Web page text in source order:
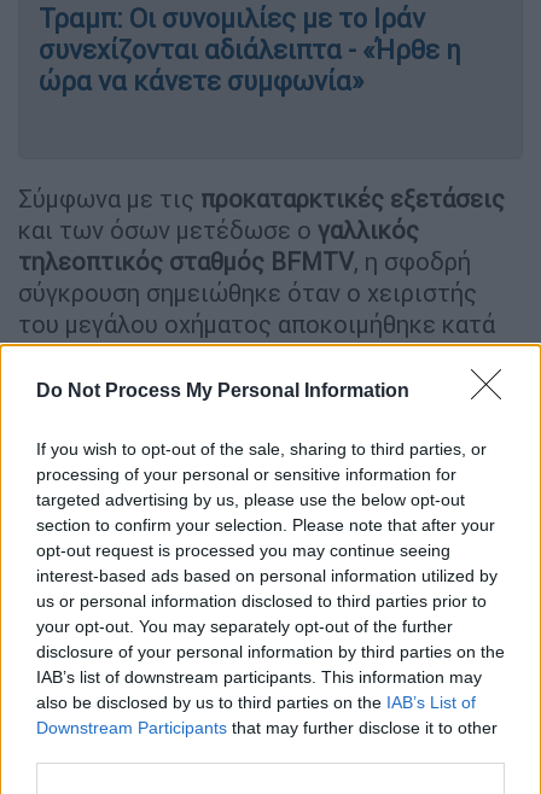
Do Not Process My Personal Information
If you wish to opt-out of the sale, sharing to third parties, or
processing of your personal or sensitive information for
targeted advertising by us, please use the below opt-out
section to confirm your selection. Please note that after your
opt-out request is processed you may continue seeing
interest-based ads based on personal information utilized by
us or personal information disclosed to third parties prior to
your opt-out. You may separately opt-out of the further
disclosure of your personal information by third parties on the
IAB’s list of downstream participants. This information may
also be disclosed by us to third parties on the IAB’s List of
Downstream Participants that may further disclose it to other
Τραμπ: Οι συνομιλίες με το Ιράν
συνεχίζονται αδιάλειπτα - «Ήρθε η
ώρα να κάνετε συμφωνία»
Σύμφωνα με τις προκαταρκτικές εξετάσεις
και των όσων μετέδωσε ο γαλλικός
τηλεοπτικός σταθμός BFMTV, η σφοδρή
σύγκρουση σημειώθηκε όταν ο χειριστής
του μεγάλου οχήματος αποκοιμήθηκε κατά
τη διάρκεια της οδήγησης, με αποτέλεσμα να
χάσει τον έλεγχο.
Accident très très grave à Antibes
02/06/2026#accident
Vérifier si vous avez pas de famille
ou amis dans ce grave accident
@Ad_Vitam44_ @oiseaux_papa
@lrestistant73 @AvocatduPeuple
pic.twitter.com/By1UnDWeoA
— Familie 06 ✝️🇫🇷 (@Familie06)
June 2, 2026